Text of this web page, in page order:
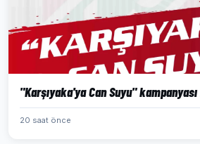
"Karşıyaka'ya Can Suyu" kampanyası
20 saat önce